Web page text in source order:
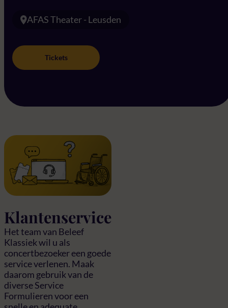
AFAS Theater - Leusden
Tickets
Klantenservice
Het team van Beleef
Klassiek wil u als
concertbezoeker een goede
service verlenen. Maak
daarom gebruik van de
diverse Service
Formulieren voor een